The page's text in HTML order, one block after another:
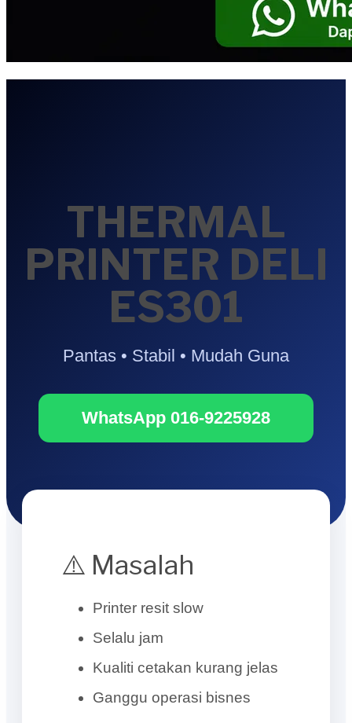
THERMAL
PRINTER DELI
ES301
Pantas • Stabil • Mudah Guna
WhatsApp 016-9225928
⚠️ Masalah
Printer resit slow
Selalu jam
Kualiti cetakan kurang jelas
Ganggu operasi bisnes